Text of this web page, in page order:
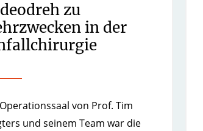
zu
in der
von Prof. Tim
und seinem Team war die